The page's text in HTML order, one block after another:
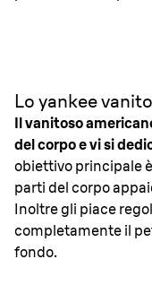
Lo yankee
Il vanitoso
del corpo e vi si
obiettivo principale
parti del corpo
Inoltre gli piace
completamente il
fondo.